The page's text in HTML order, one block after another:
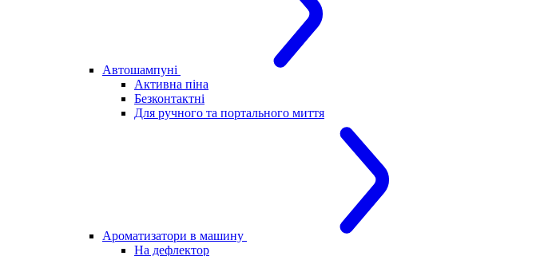
Автошампуні
Активна піна
Безконтактні
Для ручного та портального миття
Ароматизатори в машину
На дефлектор